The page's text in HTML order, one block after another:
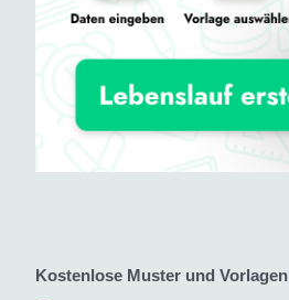
Kostenlose Muster und Vorlagen